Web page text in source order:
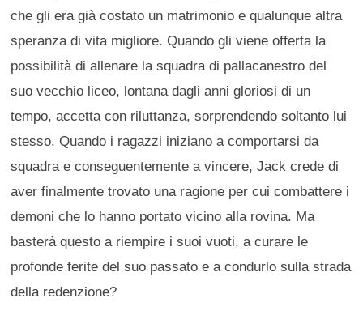
che gli era già costato un matrimonio e qualunque altra
speranza di vita migliore. Quando gli viene offerta la
possibilità di allenare la squadra di pallacanestro del
suo vecchio liceo, lontana dagli anni gloriosi di un
tempo, accetta con riluttanza, sorprendendo soltanto lui
stesso. Quando i ragazzi iniziano a comportarsi da
squadra e conseguentemente a vincere, Jack crede di
aver finalmente trovato una ragione per cui combattere i
demoni che lo hanno portato vicino alla rovina. Ma
basterà questo a riempire i suoi vuoti, a curare le
profonde ferite del suo passato e a condurlo sulla strada
della redenzione?